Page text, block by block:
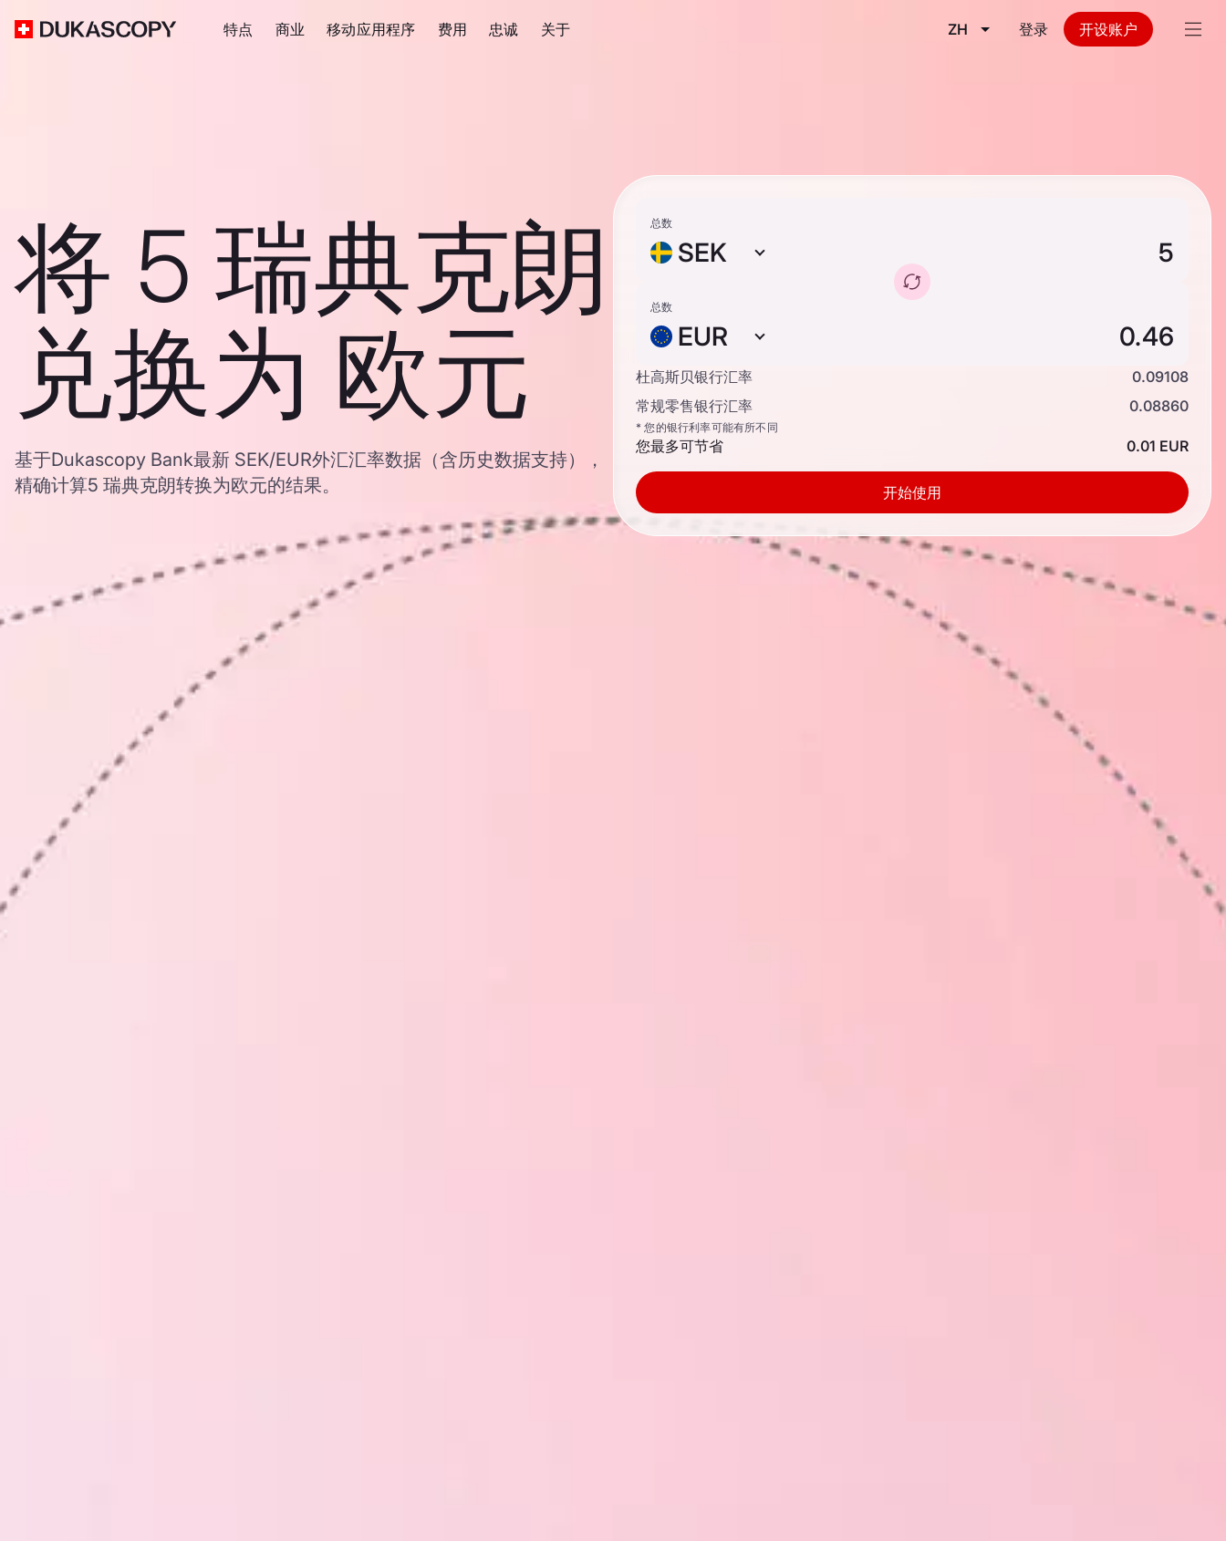
特点 商业 移动应用程序 费用 忠诚 关于 ZH 登录 开设账户
将 5 瑞典克朗
兑换为 欧元
基于Dukascopy Bank最新 SEK/EUR外汇汇率数据（含历史数据支持），
精确计算5 瑞典克朗转换为欧元的结果。
总数
SEK
总数
EUR
杜高斯贝银行汇率
0.09108
常规零售银行汇率
0.08860
* 您的银行利率可能有所不同
您最多可节省 0.01 EUR
开始使用